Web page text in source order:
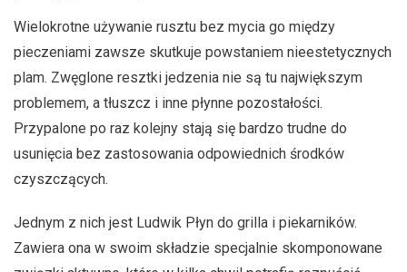
Wielokrotne używanie rusztu bez mycia go między
pieczeniami zawsze skutkuje powstaniem nieestetycznych
plam. Zwęglone resztki jedzenia nie są tu największym
problemem, a tłuszcz i inne płynne pozostałości.
Przypalone po raz kolejny stają się bardzo trudne do
usunięcia bez zastosowania odpowiednich środków
czyszczących.
Jednym z nich jest Ludwik Płyn do grilla i piekarników.
Zawiera ona w swoim składzie specjalnie skomponowane